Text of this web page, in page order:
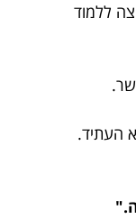
ללמוד
העתיד.